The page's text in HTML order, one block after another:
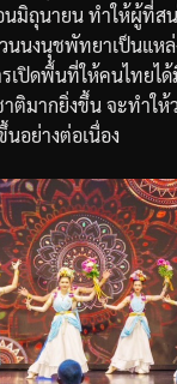
นมิถุนายน ทำให้ผู้ที่ส
นนงนุชพัทยาเป็นแหล่
เปิดพื้นที่ให้คนไทยไ
ติมากยิ่งขึ้น จะทำให้
อย่างต่อเนื่อง